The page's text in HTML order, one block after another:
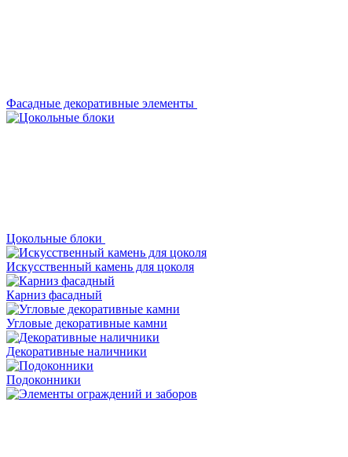
Фасадные декоративные элементы
Цокольные блоки
Искусственный камень для цоколя
Карниз фасадный
Угловые декоративные камни
Декоративные наличники
Подоконники